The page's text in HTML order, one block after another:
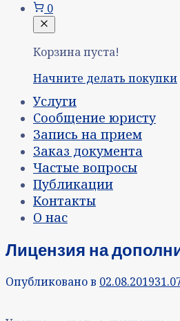
0
Корзина пуста!
Начните делать покупки
Услуги
Сообщение юристу
Запись на прием
Заказ документа
Частые вопросы
Публикации
Контакты
О нас
Лицензия на
Опубликовано в 02.08.2019